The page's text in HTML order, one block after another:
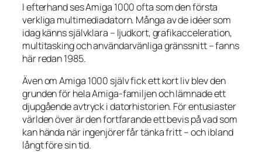
I efterhand ses Amiga 1000 ofta som den första
verkliga multimediadatorn. Många av de idéer som
idag känns självklara – ljudkort, grafikacceleration,
multitasking och användarvänliga gränssnitt – fanns
här redan 1985.
Även om Amiga 1000 själv fick ett kort liv blev den
grunden för hela Amiga-familjen och lämnade ett
djupgående avtryck i datorhistorien. För entusiaster
världen över är den fortfarande ett bevis på vad som
kan hända när ingenjörer får tänka fritt – och ibland
långt före sin tid.